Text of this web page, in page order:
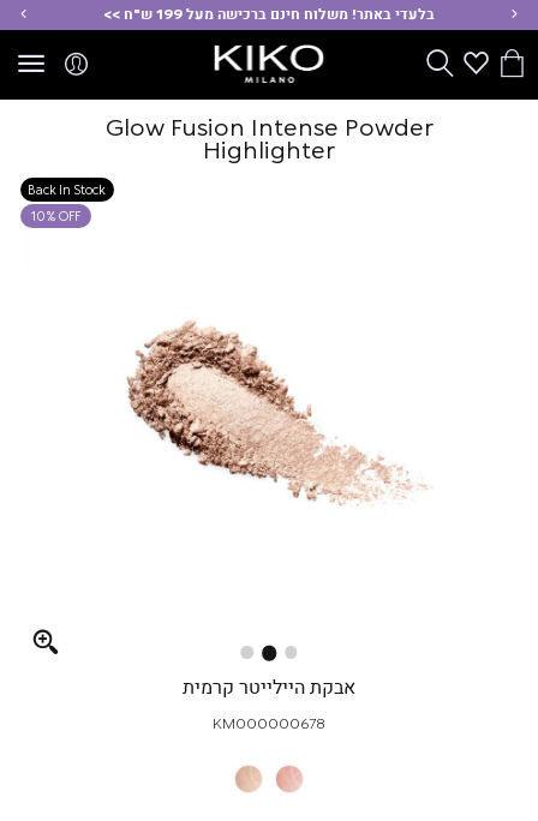
בלעדי באתר! משלוח חינם ברכישה מעל 199 ש"ח >>
הסל
Wishlistחפש
Full
Back In Stock
10% OFF
Glow Fusion Intense Powder
Highlighter
אבקת היילייטר קרמית
KM000000678